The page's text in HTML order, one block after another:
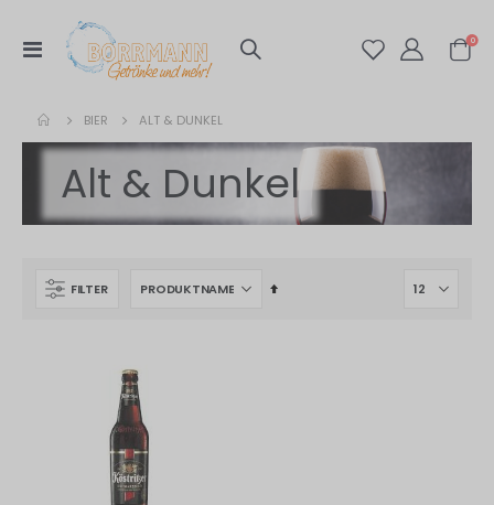
Navigation
umschalten
0
BIER ALT & DUNKEL
Alt & Dunkel
FILTER
In